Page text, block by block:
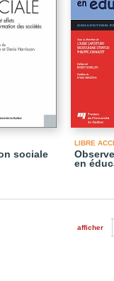
sociale
LIBRE
en
afficher